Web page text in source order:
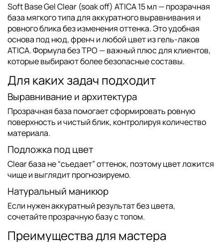
Soft Base Gel Clear (soak off) ATICA 15 мл— прозрачная
база мягкого типа для аккуратного выравнивания и
ровного блика без изменения оттенка. Это удобная
основа под нюд, френч и любой цвет изгель-лаков
ATICA. Формулабез TPO — важный плюс для клиентов,
которые выбирают более безопасные составы.
Для каких задач подходит
Выравнивание и архитектура
Прозрачная база помогает сформировать ровную
поверхность и чистый блик, контролируя количество
материала.
Подложка под цвет
Clear база не “съедает” оттенок, поэтому цвет ложится
чище и выглядит прогнозируемо.
Натуральный маникюр
Если нужен аккуратный результат без цвета,
сочетайте прозрачную базу с топом.
Преимущества для мастера